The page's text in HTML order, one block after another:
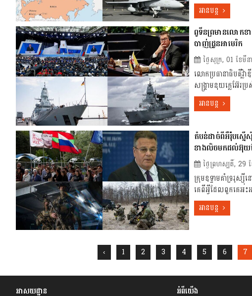
អានបន្ត
ពូទីនព្រមានលោកខ
បាញ់ដ្រូនអាមេរិក
ថ្ងៃសុក្រ, 01 ខែ
លោកប្រធានាធិបតីវ្
សង្គ្រាមនុយក្លេអ៊ែរ
អានបន្ត
តំបន់ដាច់ពីអឺរ៉ុបស្ន
ខាងលិចមកដល់អ៊ុយ
ថ្ងៃព្រហស្បតិ៍, 29
ក្រុមឧទ្ទាមគាំទ្ររុស្
គេពីអ្វីដែលពួកគេអះ
អានបន្ត
‹ 1 2 3 4 5 6 7
អាសយដ្ឋាន អំពីយើង